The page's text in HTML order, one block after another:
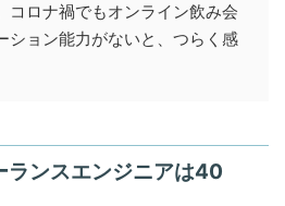
コロナ禍でもオンライン飲み会
ション能力がないと、つらく感
ランスエンジニアは40